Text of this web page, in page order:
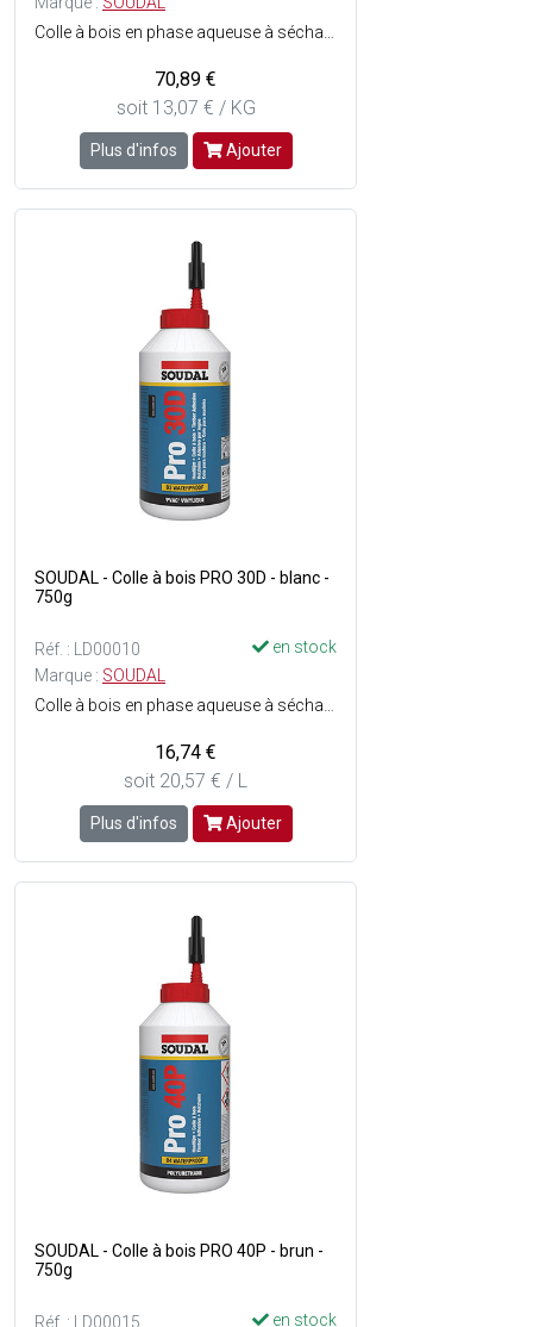
70,89 €
soit 13,07 € / KG
Plus d'infos Ajouter
SOUDAL - Colle à bois PRO 30D - blanc -
750g
Réf. : LD00010
en stock
Marque : SOUDAL
16,74 €
soit 20,57 € / L
Plus d'infos Ajouter
SOUDAL - Colle à bois PRO 40P - brun -
750g
Réf. : LD00015 en stock